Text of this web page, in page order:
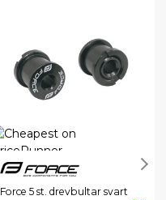
Force 5 st. drevbultar svart